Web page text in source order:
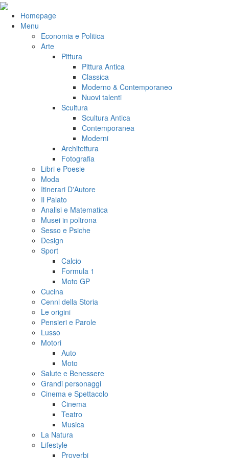
Salta
contenuto
VeniVidiViciHomepage
Menu
Economia e Politica
Arte
Pittura
Pittura Antica
Classica
Moderno & Contemporaneo
Nuovi talenti
Scultura
Scultura Antica
Contemporanea
Moderni
Architettura
Fotografia
Libri e Poesie
Moda
Itinerari D'Autore
Il Palato
Analisi e Matematica
Musei in poltrona
Sesso e Psiche
Design
Sport
Calcio
Formula 1
Moto GP
Cucina
Cenni della Storia
Le origini
Pensieri e Parole
Lusso
Motori
Auto
Moto
Salute e Benessere
Grandi personaggi
Cinema e Spettacolo
Cinema
Teatro
Musica
La Natura
Lifestyle
Proverbi